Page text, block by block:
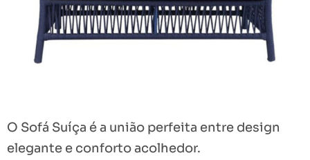
O Sofá Suíça é a união perfeita entre design
elegante e conforto acolhedor.